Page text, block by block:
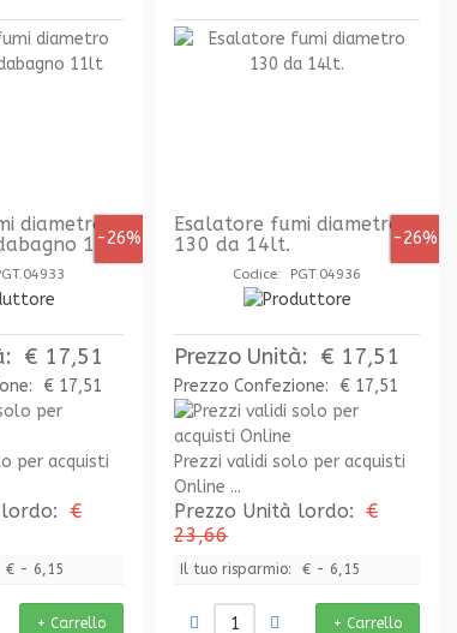
-26%
diametro
11lt
€ 17,51
€ 17,51
per acquisti
€
€ - 6,15
-26%
Esalatore fumi diametro
130 da 14lt.
Codice: PGT.04936
Prezzo Unità: € 17,51
Prezzo Confezione: € 17,51
Prezzi validi solo per acquisti
Online ...
Prezzo Unità lordo: €
23,66
Il tuo risparmio: € - 6,15